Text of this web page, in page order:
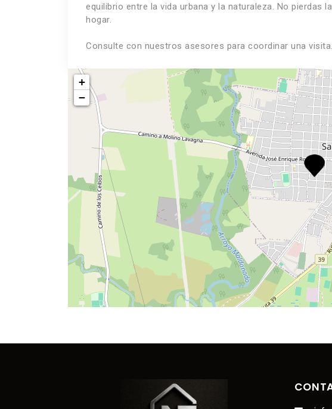
equilibrio entre la vida urbana y la naturaleza. No pierdas
hogar.
Consulte con nuestros asesores para coordinar una visita.
+
−